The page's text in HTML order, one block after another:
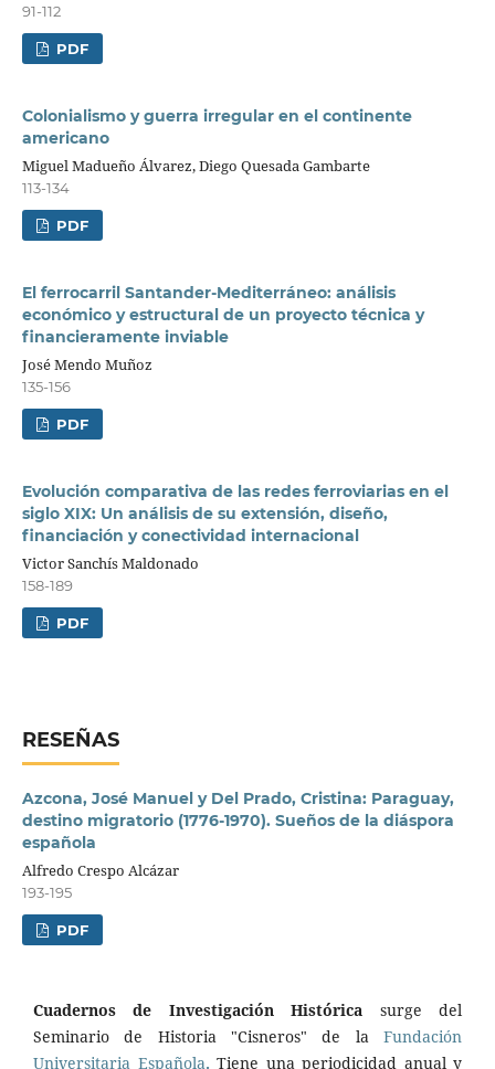
91-112
PDF
Colonialismo y guerra irregular en el continente
americano
Miguel Madueño Álvarez, Diego Quesada Gambarte
113-134
PDF
El ferrocarril Santander-Mediterráneo: análisis
económico y estructural de un proyecto técnica y
financieramente inviable
José Mendo Muñoz
135-156
PDF
Evolución comparativa de las redes ferroviarias en el
siglo XIX: Un análisis de su extensión, diseño,
financiación y conectividad internacional
Victor Sanchís Maldonado
158-189
PDF
RESEÑAS
Azcona, José Manuel y Del Prado, Cristina: Paraguay,
destino migratorio (1776-1970). Sueños de la diáspora
española
Alfredo Crespo Alcázar
193-195
PDF
Cuadernos de Investigación Histórica surge del
Seminario de Historia "Cisneros" de la Fundación
Universitaria Española. Tiene una periodicidad anual y